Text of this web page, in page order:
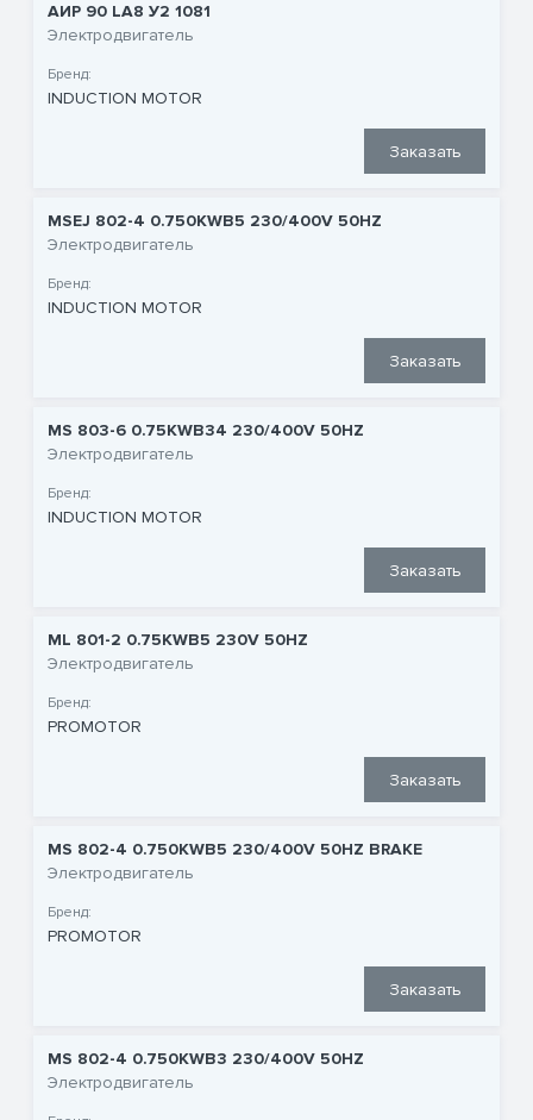
АИР 90 LА8 У2 1081
Электродвигатель
Бренд:
INDUCTION MOTOR
Заказать
MSEJ 802-4 0.750KWB5 230/400V 50HZ
Электродвигатель
Бренд:
INDUCTION MOTOR
Заказать
MS 803-6 0.75KWB34 230/400V 50HZ
Электродвигатель
Бренд:
INDUCTION MOTOR
Заказать
ML 801-2 0.75KWB5 230V 50HZ
Электродвигатель
Бренд:
PROMOTOR
Заказать
MS 802-4 0.750KWB5 230/400V 50HZ BRAKE
Электродвигатель
Бренд:
PROMOTOR
Заказать
MS 802-4 0.750KWB3 230/400V 50HZ
Электродвигатель